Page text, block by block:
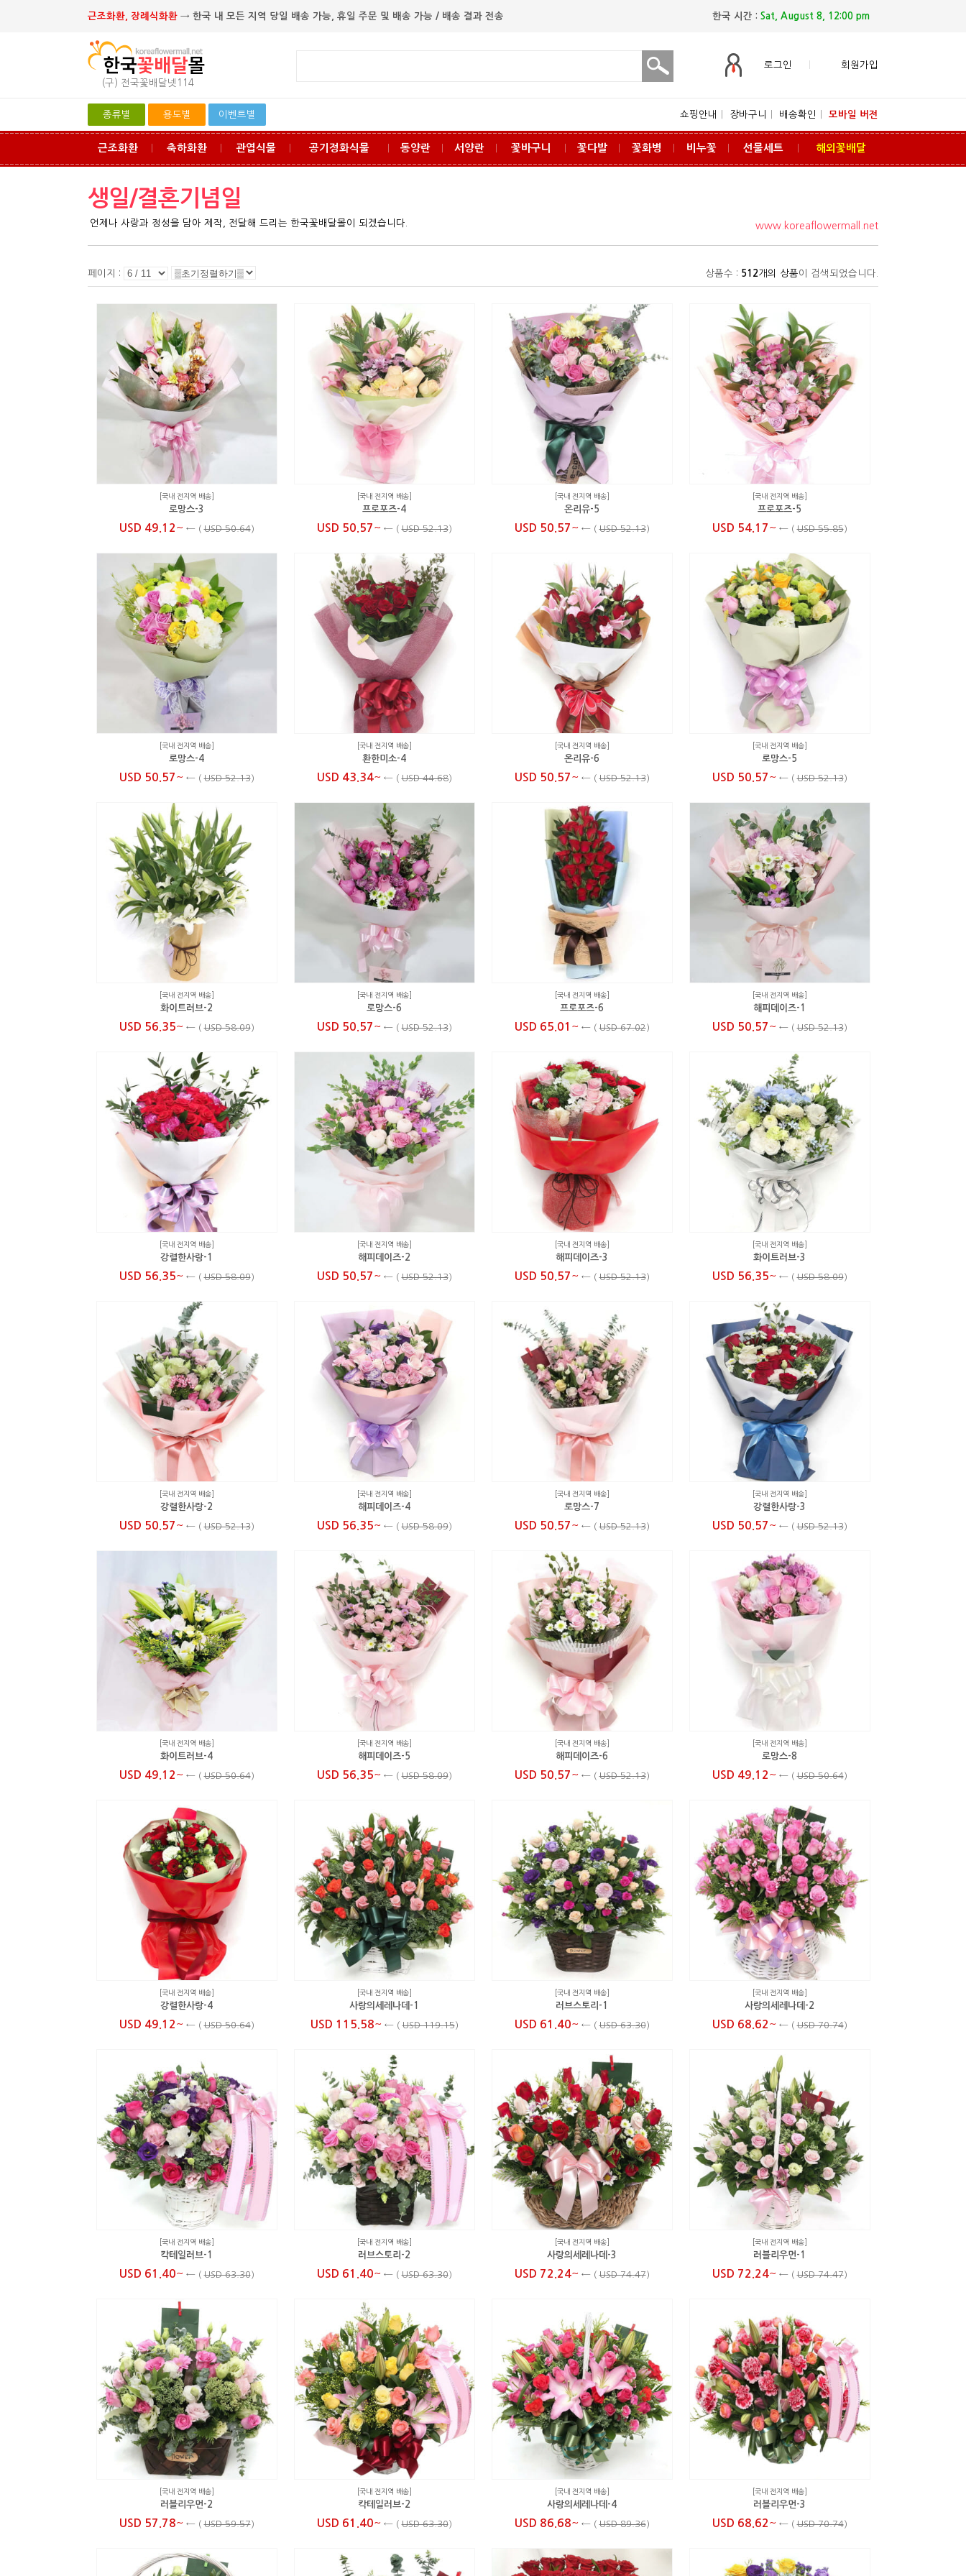
근조화환, 장례식화환 → 한국 내 모든 지역 당일 배송 가능, 휴일 주문 및 배송 가능 / 배송 결과 전송 한국 시간 : Sat, August 8, 12:00 pm
(구) 전국꽃배달넷114
로그인 회원가입
종류별 용도별 이벤트별 쇼핑안내 장바구니 배송확인 모바일 버전
근조화환 축하화환 관엽식물 공기정화식물 동양란 서양란 꽃바구니 꽃다발 꽃화병 비누꽃 선물세트 해외꽃배달
생일/결혼기념일
언제나 사랑과 정성을 담아 제작, 전달해 드리는 한국꽃배달몰이 되겠습니다. www.koreaflowermall.net
페이지 : 상품수 : 512개의 상품이 검색되었습니다.
[국내 전지역 배송]
로망스-3
USD 49.12 ~ ← (USD 50.64)
[국내 전지역 배송]
프로포즈-4
USD 50.57 ~ ← (USD 52.13)
[국내 전지역 배송]
온리유-5
USD 50.57 ~ ← (USD 52.13)
[국내 전지역 배송]
프로포즈-5
USD 54.17 ~ ← (USD 55.85)
[국내 전지역 배송]
로망스-4
USD 50.57 ~ ← (USD 52.13)
[국내 전지역 배송]
환한미소-4
USD 43.34~ ← (USD 44.68)
[국내 전지역 배송]
온리유-6
USD 50.57 ~ ← (USD 52.13)
[국내 전지역 배송]
로망스-5
USD 50.57 ~ ← (USD 52.13)
[국내 전지역 배송]
화이트러브-2
USD 56.35~ ← (USD 58.09)
[국내 전지역 배송]
로망스-6
USD 50.57 ~ ← (USD 52.13)
[국내 전지역 배송]
프로포즈-6
USD 65.01 ~ ← (USD 67.02)
[국내 전지역 배송]
해피데이즈-1
USD 50.57 ~ ← (USD 52.13)
[국내 전지역 배송]
강렬한사랑-1
USD 56.35~ ← (USD 58.09)
[국내 전지역 배송]
해피데이즈-2
USD 50.57 ~ ← (USD 52.13)
[국내 전지역 배송]
해피데이즈-3
USD 50.57 ~ ← (USD 52.13)
[국내 전지역 배송]
화이트러브-3
USD 56.35~ ← (USD 58.09)
[국내 전지역 배송]
강렬한사랑-2
USD 50.57 ~ ← (USD 52.13)
[국내 전지역 배송]
해피데이즈-4
USD 56.35~ ← (USD 58.09)
[국내 전지역 배송]
로망스-7
USD 50.57 ~ ← (USD 52.13)
[국내 전지역 배송]
강렬한사랑-3
USD 50.57 ~ ← (USD 52.13)
[국내 전지역 배송]
화이트러브-4
USD 49.12 ~ ← (USD 50.64)
[국내 전지역 배송]
해피데이즈-5
USD 56.35~ ← (USD 58.09)
[국내 전지역 배송]
해피데이즈-6
USD 50.57 ~ ← (USD 52.13)
[국내 전지역 배송]
로망스-8
USD 49.12 ~ ← (USD 50.64)
[국내 전지역 배송]
강렬한사랑-4
USD 49.12 ~ ← (USD 50.64)
[국내 전지역 배송]
사랑의세레나데-1
USD 115.58~ ← (USD 119.15)
[국내 전지역 배송]
러브스토리-1
USD 61.40~ ← (USD 63.30)
[국내 전지역 배송]
사랑의세레나데-2
USD 68.62 ~ ← (USD 70.74)
[국내 전지역 배송]
칵테일러브-1
USD 61.40~ ← (USD 63.30)
[국내 전지역 배송]
러브스토리-2
USD 61.40~ ← (USD 63.30)
[국내 전지역 배송]
사랑의세레나데-3
USD 72.24~ ← (USD 74.47)
[국내 전지역 배송]
러블리우먼-1
USD 72.24~ ← (USD 74.47)
[국내 전지역 배송]
러블리우먼-2
USD 57.78~ ← (USD 59.57)
[국내 전지역 배송]
칵테일러브-2
USD 61.40~ ← (USD 63.30)
[국내 전지역 배송]
사랑의세레나데-4
USD 86.68~ ← (USD 89.36)
[국내 전지역 배송]
러블리우먼-3
USD 68.62 ~ ← (USD 70.74)